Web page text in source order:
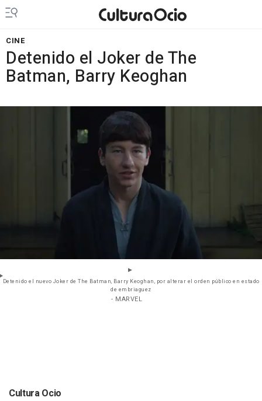
CINE
Detenido el Joker de The
Batman, Barry Keoghan
Detenido el nuevo Joker de The Batman, Barry Keoghan, por alterar el orden público en estado
de embriaguez
- MARVEL
Cultura Ocio